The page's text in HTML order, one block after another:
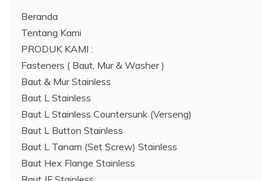
Beranda
Tentang Kami
PRODUK KAMI :
Fasteners ( Baut, Mur & Washer )
Baut & Mur Stainless
Baut L Stainless
Baut L Stainless Countersunk (Verseng)
Baut L Button Stainless
Baut L Tanam (Set Screw) Stainless
Baut Hex Flange Stainless